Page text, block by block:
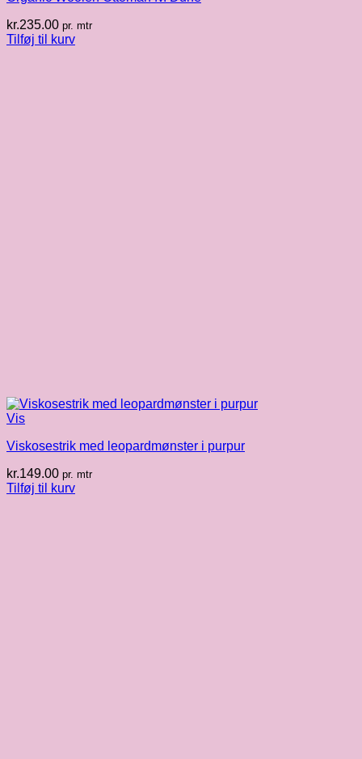
kr.235.00 pr. mtr
Tilføj til kurv
Vis
Viskosestrik med leopardmønster i purpur
kr.149.00 pr. mtr
Tilføj til kurv